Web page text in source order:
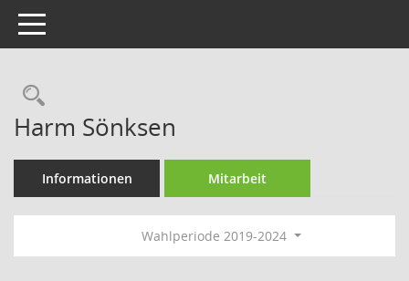
Toggle navigation
Rechercheauswahl
Harm Sönksen
Informationen Mitarbeit
Wahlperiode 2019-2024